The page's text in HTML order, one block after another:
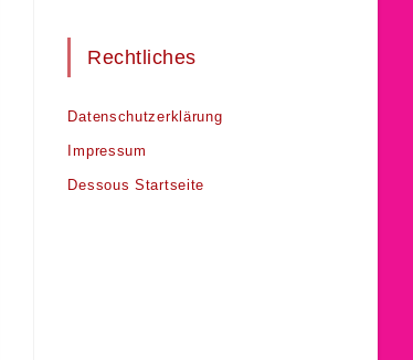
Rechtliches
Datenschutzerklärung
Impressum
Dessous Startseite